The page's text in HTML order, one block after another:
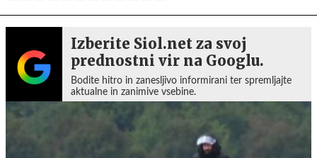
Izberite Siol.net za svoj
prednostni vir na Googlu.
Bodite hitro in zanesljivo informirani ter spremljajte
aktualne in zanimive vsebine.